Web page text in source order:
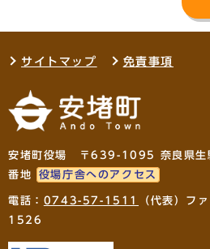
サイトマップ 免責事項
安堵町役場 〒639-1095 奈良県生
番地
役場庁舎へのアクセス
電話： 0743-57-1511
（代表）フ
1526